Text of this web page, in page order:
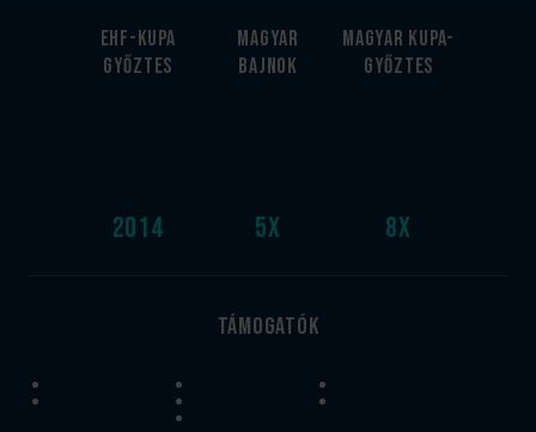
EHF-Kupa
győztes
2014
Magyar
bajnok
5x
Magyar kupa-
győztes
8x
Támogatók